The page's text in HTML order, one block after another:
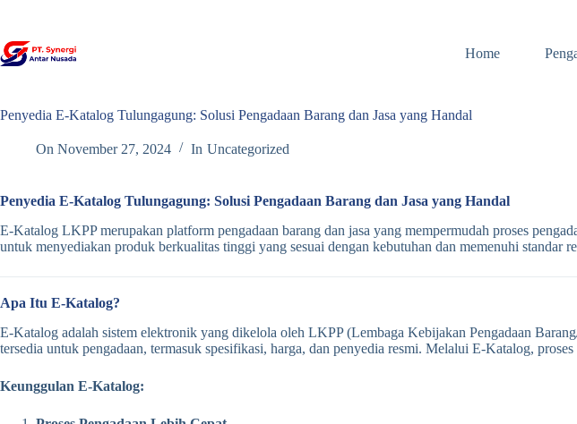
content
Home
Penyedia E-Katalog Tulungagung: Solusi Pengadaan Barang dan Jasa yang Handal
On November 27, 2024 In Uncategorized
Penyedia E-Katalog Tulungagung: Solusi Pengadaan Barang dan Jasa yang Handal
E-Katalog LKPP merupakan platform pengadaan barang dan jasa yang mempermudah proses
untuk menyediakan produk berkualitas tinggi yang sesuai dengan kebutuhan dan memenuhi standar
Apa Itu E-Katalog?
E-Katalog adalah sistem elektronik yang dikelola oleh LKPP (Lembaga Kebijakan Pengadaan
tersedia untuk pengadaan, termasuk spesifikasi, harga, dan penyedia resmi. Melalui E-Katalog,
Keunggulan E-Katalog: